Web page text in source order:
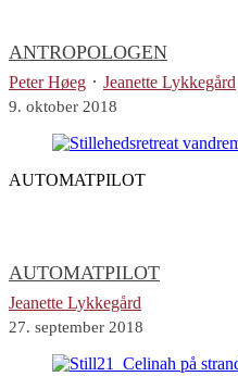
ANTROPOLOGEN
Peter Høeg · Jeanette Lykkegård
9. oktober 2018
AUTOMATPILOT
AUTOMATPILOT
Jeanette Lykkegård
27. september 2018